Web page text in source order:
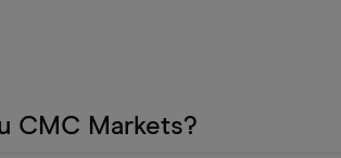
CMC Markets?